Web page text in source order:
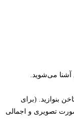
آشنا می‌شوید.
بنوازید. (برای
خارجی به صورت تصویری و اجمالی